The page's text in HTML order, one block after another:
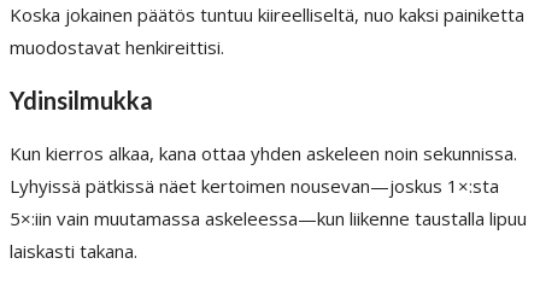
Koska jokainen päätös tuntuu kiireelliseltä, nuo kaksi painiketta
muodostavat henkireittisi.
Ydinsilmukka
Kun kierros alkaa, kana ottaa yhden askeleen noin sekunnissa.
Lyhyissä pätkissä näet kertoimen nousevan—joskus 1×:sta
5×:iin vain muutamassa askeleessa—kun liikenne taustalla lipuu
laiskasti takana.